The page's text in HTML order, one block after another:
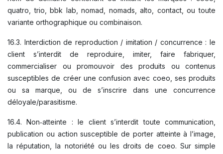
quatro, trio, bbk lab, nomad, nomads, alto, contact, ou toute
variante orthographique ou combinaison.
16.3. Interdiction de reproduction / imitation / concurrence : le
client s’interdit de reproduire, imiter, faire fabriquer,
commercialiser ou promouvoir des produits ou contenus
susceptibles de créer une confusion avec coeo, ses produits
ou sa marque, ou de s’inscrire dans une concurrence
déloyale/parasitisme.
16.4. Non‑atteinte : le client s’interdit toute communication,
publication ou action susceptible de porter atteinte à l’image,
la réputation, la notoriété ou les droits de coeo. Sur simple